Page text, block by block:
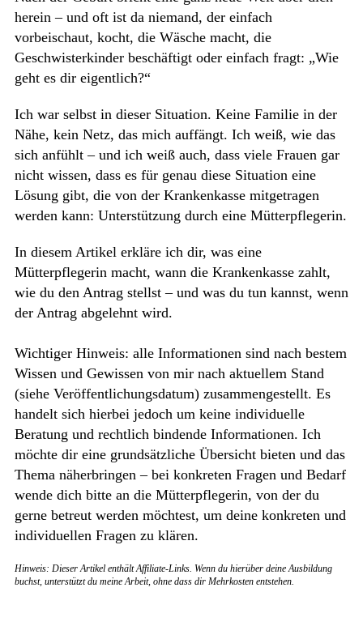
herein – und oft ist da niemand, der einfach
vorbeischaut, kocht, die Wäsche macht, die
Geschwisterkinder beschäftigt oder einfach fragt: „Wie
geht es dir eigentlich?“
Ich war selbst in dieser Situation. Keine Familie in der
Nähe, kein Netz, das mich auffängt. Ich weiß, wie das
sich anfühlt – und ich weiß auch, dass viele Frauen gar
nicht wissen, dass es für genau diese Situation eine
Lösung gibt, die von der Krankenkasse mitgetragen
werden kann: Unterstützung durch eine Mütterpflegerin.
In diesem Artikel erkläre ich dir, was eine
Mütterpflegerin macht, wann die Krankenkasse zahlt,
wie du den Antrag stellst – und was du tun kannst, wenn
der Antrag abgelehnt wird.
Wichtiger Hinweis: alle Informationen sind nach bestem
Wissen und Gewissen von mir nach aktuellem Stand
(siehe Veröffentlichungsdatum) zusammengestellt. Es
handelt sich hierbei jedoch um keine individuelle
Beratung und rechtlich bindende Informationen. Ich
möchte dir eine grundsätzliche Übersicht bieten und das
Thema näherbringen – bei konkreten Fragen und Bedarf
wende dich bitte an die Mütterpflegerin, von der du
gerne betreut werden möchtest, um deine konkreten und
individuellen Fragen zu klären.
Hinweis: Dieser Artikel enthält Affiliate-Links. Wenn du hierüber deine Ausbildung
buchst, unterstützt du meine Arbeit, ohne dass dir Mehrkosten entstehen.